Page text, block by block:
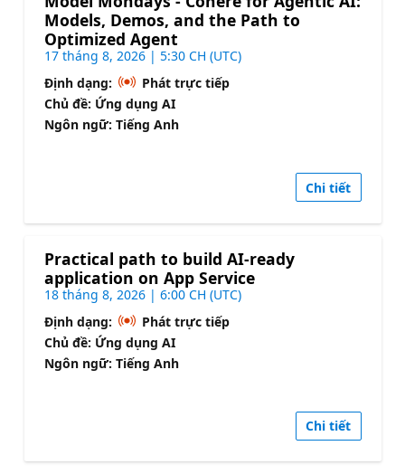
Models, Demos, and the Path to
Optimized Agent
17 tháng 8, 2026 | 5:30 CH (UTC)
Định dạng:
Phát trực tiếp
Chủ đề: Ứng dụng AI
Ngôn ngữ: Tiếng Anh
Chi tiết
Practical path to build AI-ready
application on App Service
18 tháng 8, 2026 | 6:00 CH (UTC)
Định dạng:
Phát trực tiếp
Chủ đề: Ứng dụng AI
Ngôn ngữ: Tiếng Anh
Chi tiết